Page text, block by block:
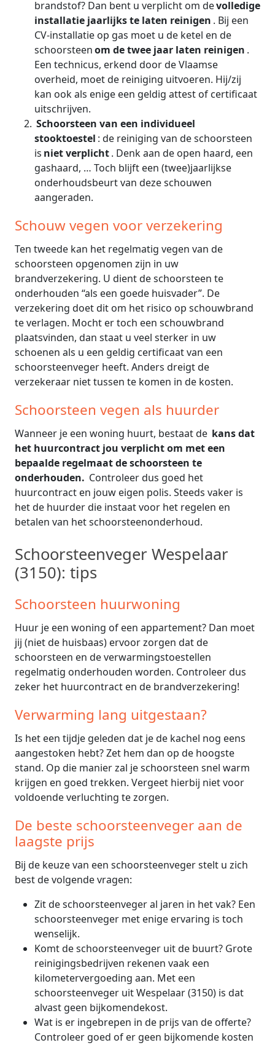
brandstof? Dan bent u verplicht om devolledige
installatie jaarlijks te laten reinigen . Bij een
CV-installatie op gas moet u de ketel en de
schoorsteenom de twee jaar laten reinigen .
Een technicus, erkend door de Vlaamse
overheid, moet de reiniging uitvoeren. Hij/zij
kan ook als enige een geldig attest of certificaat
uitschrijven.
Schoorsteen van een individueel
stooktoestel : de reiniging van de schoorsteen
is niet verplicht. Denk aan de open haard, een
gashaard, … Toch blijft een (twee)jaarlijkse
onderhoudsbeurt van deze schouwen
aangeraden.
Schouw vegen voor verzekering
Ten tweede kan het regelmatig vegen van de
schoorsteen opgenomen zijn in uw
brandverzekering. U dient de schoorsteen te
onderhouden “als een goede huisvader”. De
verzekering doet dit om het risico op schouwbrand
te verlagen. Mocht er toch een schouwbrand
plaatsvinden, dan staat u veel sterker in uw
schoenen als u een geldig certificaat van een
schoorsteenveger heeft. Anders dreigt de
verzekeraar niet tussen te komen in de kosten.
Schoorsteen vegen als huurder
Wanneer je een woning huurt, bestaat de kans dat
het huurcontract jou verplicht om met een
bepaalde regelmaat de schoorsteen te
onderhouden. Controleer dus goed het
huurcontract en jouw eigen polis. Steeds vaker is
het de huurder die instaat voor het regelen en
betalen van het schoorsteenonderhoud.
Schoorsteenveger Wespelaar
(3150): tips
Schoorsteen huurwoning
Huur je een woning of een appartement? Dan moet
jij (niet de huisbaas) ervoor zorgen dat de
schoorsteen en de verwarmingstoestellen
regelmatig onderhouden worden. Controleer dus
zeker het huurcontract en de brandverzekering!
Verwarming lang uitgestaan?
Is het een tijdje geleden dat je de kachel nog eens
aangestoken hebt? Zet hem dan op de hoogste
stand. Op die manier zal je schoorsteen snel warm
krijgen en goed trekken. Vergeet hierbij niet voor
voldoende verluchting te zorgen.
De beste schoorsteenveger aan de
laagste prijs
Bij de keuze van een schoorsteenveger stelt u zich
best de volgende vragen:
Zit de schoorsteenveger al jaren in het vak? Een
schoorsteenveger met enige ervaring is toch
wenselijk.
Komt de schoorsteenveger uit de buurt? Grote
reinigingsbedrijven rekenen vaak een
kilometervergoeding aan. Met een
schoorsteenveger uit Wespelaar (3150) is dat
alvast geen bijkomendekost.
Wat is er ingebrepen in de prijs van de offerte?
Controleer goed of er geen bijkomende kosten